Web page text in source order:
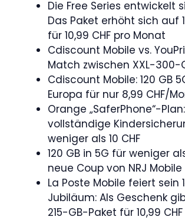
Die Free Series entwickelt
Das Paket erhöht sich auf
für 10,99 CHF pro Monat
Cdiscount Mobile vs.
Match zwischen XXL-300-
Cdiscount Mobile: 120 GB
Europa für nur 8,99 CHF/
Orange „SaferPhone“-
vollständige
weniger als 10 CHF
120 GB in 5G für weniger
neue Coup von NRJ Mobile
La Poste Mobile feiert sein
Jubiläum: Als Geschenk
215-GB-Paket für 10,99 CHF